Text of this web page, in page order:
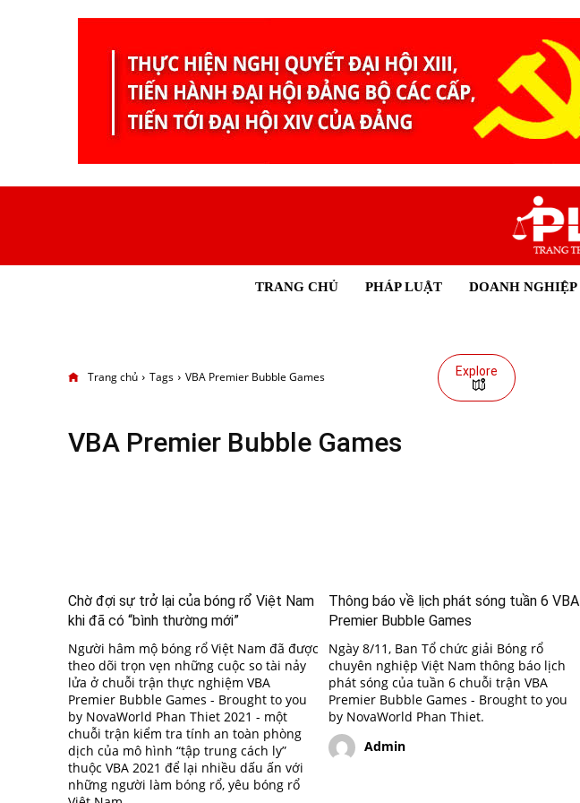
TRANG CHỦ PHÁP LUẬT DOANH NGHIỆP
Trang chủ Tags VBA Premier Bubble Games Explore
VBA Premier Bubble Games
Chờ đợi sự trở lại của bóng rổ Việt Nam
khi đã có “bình thường mới”
Người hâm mộ bóng rổ Việt Nam đã được
theo dõi trọn vẹn những cuộc so tài nảy
lửa ở chuỗi trận thực nghiệm VBA
Premier Bubble Games - Brought to you
by NovaWorld Phan Thiet 2021 - một
chuỗi trận kiểm tra tính an toàn phòng
dịch của mô hình “tập trung cách ly”
thuộc VBA 2021 để lại nhiều dấu ấn với
những người làm bóng rổ, yêu bóng rổ
Thông báo về lịch phát sóng tuần 6 VBA
Premier Bubble Games
Ngày 8/11, Ban Tổ chức giải Bóng rổ
chuyên nghiệp Việt Nam thông báo lịch
phát sóng của tuần 6 chuỗi trận VBA
Premier Bubble Games - Brought to you
by NovaWorld Phan Thiet.
Admin